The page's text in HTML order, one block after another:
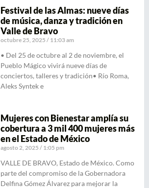
Festival de las Almas: nueve días
de música, danza y tradición en
Valle de Bravo
octubre 25, 2025 11:03 am
• Del 25 de octubre al 2 de noviembre, el
Pueblo Mágico vivirá nueve días de
conciertos, talleres y tradición• Río Roma,
Aleks Syntek e
Mujeres con Bienestar amplía su
cobertura a 3 mil 400 mujeres más
en el Estado de México
agosto 2, 2025 1:05 pm
VALLE DE BRAVO, Estado de México. Como
parte del compromiso de la Gobernadora
Delfina Gómez Álvarez para mejorar la